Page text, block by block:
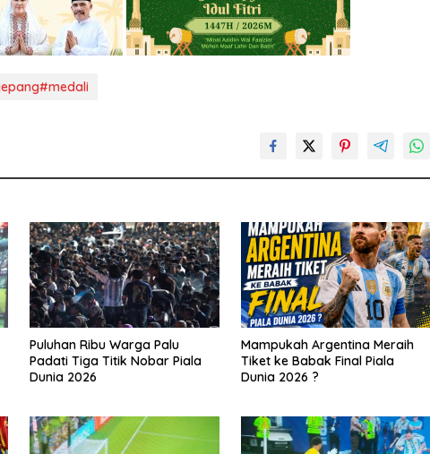
Puluhan Ribu Warga Palu
Padati Tiga Titik Nobar Piala
Dunia 2026
Mampukah Argentina Meraih
Tiket ke Babak Final Piala
Dunia 2026 ?